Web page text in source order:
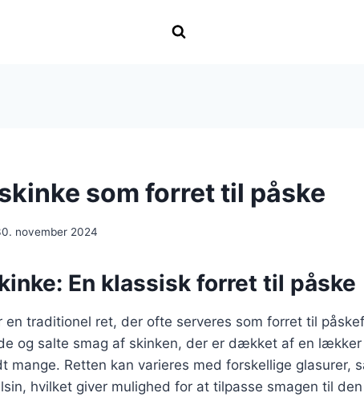
som forret til påske
november 2024
En klassisk forret til påske
en traditionel ret, der ofte serveres som forret til
og salte smag af skinken, der er dækket af en lækker
mange. Retten kan varieres med forskellige glasurer,
hvilket giver mulighed for at tilpasse smagen til